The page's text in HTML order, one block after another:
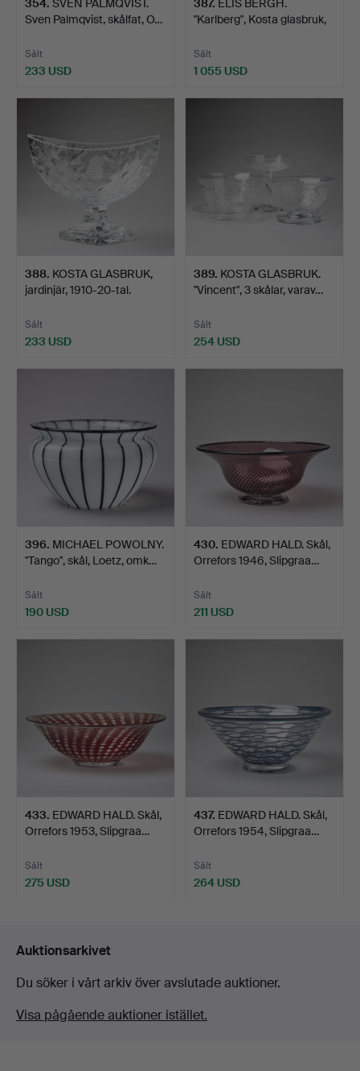
354. SVEN PALMQVIST.
Sven Palmqvist, skålfat, O…
Sålt
233 USD
387. ELIS BERGH.
"Karlberg", Kosta glasbruk,
Sålt
1 055 USD
388. KOSTA GLASBRUK,
jardinjär, 1910-20-tal.
Sålt
233 USD
389. KOSTA GLASBRUK.
"Vincent", 3 skålar, varav…
Sålt
254 USD
396. MICHAEL POWOLNY.
"Tango", skål, Loetz, omk…
Sålt
190 USD
430. EDWARD HALD. Skål,
Orrefors 1946, Slipgraa…
Sålt
211 USD
433. EDWARD HALD. Skål,
Orrefors 1953, Slipgraa…
Sålt
275 USD
437. EDWARD HALD. Skål,
Orrefors 1954, Slipgraa…
Sålt
264 USD
Auktionsarkivet
Du söker i vårt arkiv över avslutade auktioner.
Visa pågående auktioner istället.